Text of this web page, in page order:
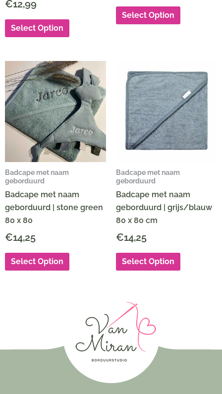
€12,99
Select Option
Select Option
Badcape met naam
geborduurd
Badcape met naam
geborduurd | stone green
80 x 80
€14,25
Select Option
Badcape met naam
geborduurd
Badcape met naam
geborduurd | grijs/blauw
80 x 80 cm
€14,25
Select Option